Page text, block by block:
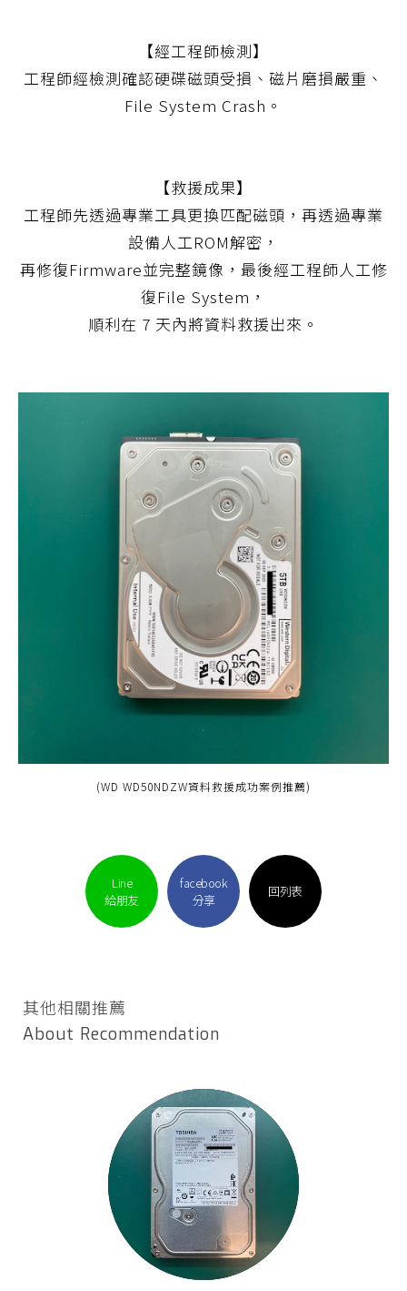
【經工程師檢測】
工程師經檢測確認硬碟磁頭受損、磁片磨損嚴重、
File System Crash。
【救援成果】
工程師先透過專業工具更換匹配磁頭，再透過專業
設備人工ROM解密，
再修復Firmware並完整鏡像，最後經工程師人工修
復File System，
順利在 7 天內將資料救援出來。
(WD WD50NDZW資料救援成功案例推薦)
Line
給朋友
facebook
分享
回列表
其他相關推薦
About Recommendation